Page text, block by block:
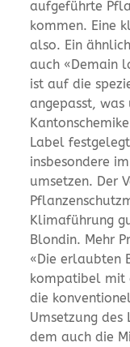
aufgeführte
kommen. Eine
also. Ein
auch «Demain
ist auf die
angepasst,
Label
insbesondere
umsetzen. Der
Klimaführung
Blondin. Mehr
«Die erlaubten
kompatibel mit
die
Umsetzung des
dem auch die